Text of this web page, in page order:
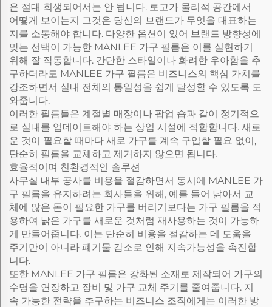
은 절대 희생되어서는 안 됩니다. 로고가 물리적 공간에서
어떻게 보이는지 그것은 당신의 브랜드가 무엇을 대표하는
지를 소통해야 합니다. 다양한 옵션이 있어 브랜드 방향성에
맞는 선택이 가능한 MANLEE 가구 필름은 이를 실현하기
위해 잘 작동합니다. 간단한 스타일이나 화려한 우아함을 추
구하더라도 MANLEE 가구 필름은 비즈니스의 핵심 가치를
강조하면서 실내 전체의 통일성을 쉽게 달성할 수 있도록 도
와줍니다.
이러한 필름들은 계절별 매장이나 팝업 숍과 같이 정기적으
로 실내를 업데이트해야 하는 상업 시설에 적합합니다. 새로
운 것이 필요할 때마다 새로 가구를 계속 구입할 필요 없이,
단순히 필름을 교체하고 제거하지 않으면 됩니다.
효율적이며 친환경적인 솔루션
사무실 내부 공사를 비용을 절감하면서 동시에 MANLEE 가
구 필름을 유지하려는 회사들을 위해, 예를 들어 낡아서 교
체에 많은 돈이 필요한 가구를 버리기보다는 가구 필름을 적
용하여 낡은 가구를 새로운 것처럼 재사용하는 것이 가능하
게 만들어줍니다. 이는 단순히 비용을 절감하는 데 도움을
주기만이 아니라 폐기물 감소로 인해 지속가능성을 촉진합
니다.
또한 MANLEE 가구 필름은 강화된 소재로 제작되어 가구의
수명을 연장하고 장비 및 가구 교체 주기를 줄여줍니다. 지
속 가능한 전략을 추구하는 비즈니스 조직에게는 이러한 방